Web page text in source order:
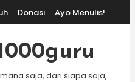
Donasi Ayo Menulis!
saja, dari siapa saja,